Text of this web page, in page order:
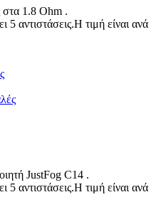
στα 1.8 Ohm .
αντιστάσεις.Η τιμή είναι ανά
JustFog C14 .
αντιστάσεις.Η τιμή είναι ανά